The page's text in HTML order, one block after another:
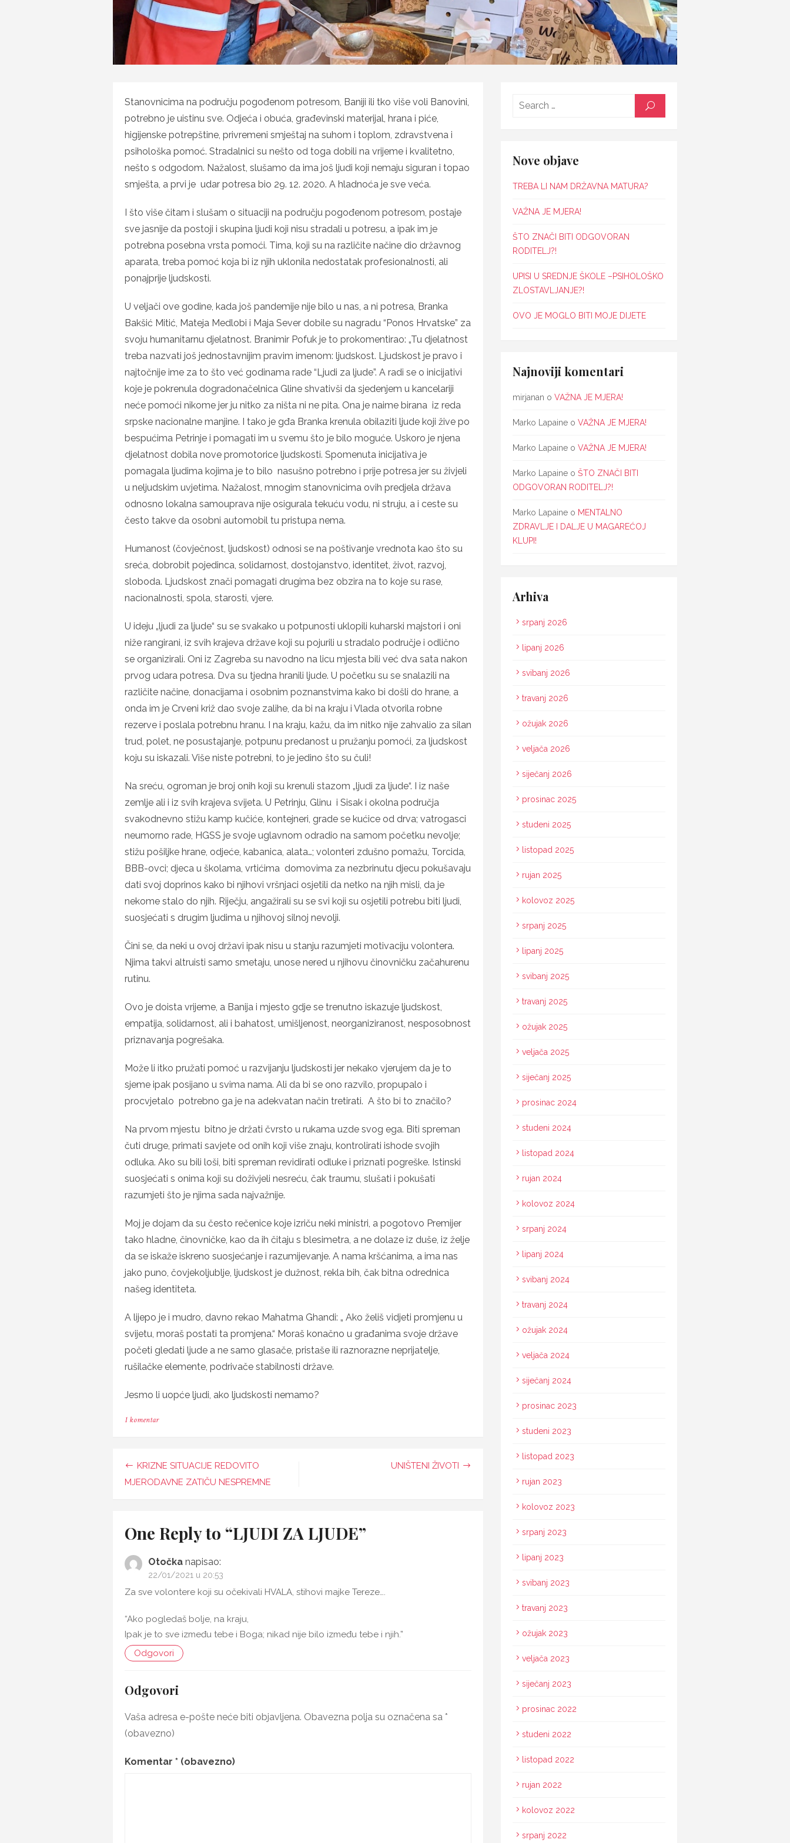
Stanovnicima na području pogođenom potresom, Baniji ili tko više voli Banovini,
potrebno je uistinu sve. Odjeća i obuća, građevinski materijal, hrana i piće,
higijenske potrepštine, privremeni smještaj na suhom i toplom, zdravstvena i
psihološka pomoć. Stradalnici su nešto od toga dobili na vrijeme i kvalitetno,
nešto s odgodom. Nažalost, slušamo da ima još ljudi koji nemaju siguran i topao
smješta, a prvi je udar potresa bio 29. 12. 2020. A hladnoća je sve veća.
I što više čitam i slušam o situaciji na području pogođenom potresom, postaje
sve jasnije da postoji i skupina ljudi koji nisu stradali u potresu, a ipak im je
potrebna posebna vrsta pomoći. Tima, koji su na različite načine dio državnog
aparata, treba pomoć koja bi iz njih uklonila nedostatak profesionalnosti, ali
ponajprije ljudskosti.
U veljači ove godine, kada još pandemije nije bilo u nas, a ni potresa, Branka
Bakšić Mitić, Mateja Medlobi i Maja Sever dobile su nagradu “Ponos Hrvatske” za
svoju humanitarnu djelatnost. Branimir Pofuk je to prokomentirao: „Tu djelatnost
treba nazvati još jednostavnijim pravim imenom: ljudskost. Ljudskost je pravo i
najtočnije ime za to što već godinama rade “Ljudi za ljude”. A radi se o inicijativi
koje je pokrenula dogradonačelnica Gline shvativši da sjedenjem u kancelariji
neće pomoći nikome jer ju nitko za ništa ni ne pita. Ona je naime birana iz reda
srpske nacionalne manjine. I tako je gđa Branka krenula obilaziti ljude koji žive po
bespućima Petrinje i pomagati im u svemu što je bilo moguće. Uskoro je njena
djelatnost dobila nove promotorice ljudskosti. Spomenuta inicijativa je
pomagala ljudima kojima je to bilo nasušno potrebno i prije potresa jer su živjeli
u neljudskim uvjetima. Nažalost, mnogim stanovnicima ovih predjela država
odnosno lokalna samouprava nije osigurala tekuću vodu, ni struju, a i ceste su
često takve da osobni automobil tu pristupa nema.
Humanost (čovječnost, ljudskost) odnosi se na poštivanje vrednota kao što su
sreća, dobrobit pojedinca, solidarnost, dostojanstvo, identitet, život, razvoj,
sloboda. Ljudskost znači pomagati drugima bez obzira na to koje su rase,
nacionalnosti, spola, starosti, vjere.
U ideju „ljudi za ljude“ su se svakako u potpunosti uklopili kuharski majstori i oni
niže rangirani, iz svih krajeva države koji su pojurili u stradalo područje i odlično
se organizirali. Oni iz Zagreba su navodno na licu mjesta bili već dva sata nakon
prvog udara potresa. Dva su tjedna hranili ljude. U početku su se snalazili na
različite načine, donacijama i osobnim poznanstvima kako bi došli do hrane, a
onda im je Crveni križ dao svoje zalihe, da bi na kraju i Vlada otvorila robne
rezerve i poslala potrebnu hranu. I na kraju, kažu, da im nitko nije zahvalio za silan
trud, polet, ne posustajanje, potpunu predanost u pružanju pomoći, za ljudskost
koju su iskazali. Više niste potrebni, to je jedino što su čuli!
Na sreću, ogroman je broj onih koji su krenuli stazom „ljudi za ljude“. I iz naše
zemlje ali i iz svih krajeva svijeta. U Petrinju, Glinu i Sisak i okolna područja
svakodnevno stižu kamp kučiće, kontejneri, grade se kućice od drva; vatrogasci
neumorno rade, HGSS je svoje uglavnom odradio na samom početku nevolje;
stižu pošiljke hrane, odjeće, kabanica, alata…; volonteri zdušno pomažu, Torcida,
BBB-ovci; djeca u školama, vrtićima domovima za nezbrinutu djecu pokušavaju
dati svoj doprinos kako bi njihovi vršnjaci osjetili da netko na njih misli, da je
nekome stalo do njih. Riječju, angažirali su se svi koji su osjetili potrebu biti ljudi,
suosjećati s drugim ljudima u njihovoj silnoj nevolji.
Čini se, da neki u ovoj državi ipak nisu u stanju razumjeti motivaciju volontera.
Njima takvi altruisti samo smetaju, unose nered u njihovu činovničku začahurenu
rutinu.
Ovo je doista vrijeme, a Banija i mjesto gdje se trenutno iskazuje ljudskost,
empatija, solidarnost, ali i bahatost, umišljenost, neorganiziranost, nesposobnost
priznavanja pogrešaka.
Može li itko pružati pomoć u razvijanju ljudskosti jer nekako vjerujem da je to
sjeme ipak posijano u svima nama. Ali da bi se ono razvilo, propupalo i
procvjetalo potrebno ga je na adekvatan način tretirati. A što bi to značilo?
Na prvom mjestu bitno je držati čvrsto u rukama uzde svog ega. Biti spreman
čuti druge, primati savjete od onih koji više znaju, kontrolirati ishode svojih
odluka. Ako su bili loši, biti spreman revidirati odluke i priznati pogreške. Istinski
suosjećati s onima koji su doživjeli nesreću, čak traumu, slušati i pokušati
razumjeti što je njima sada najvažnije.
Moj je dojam da su često rečenice koje izriču neki ministri, a pogotovo Premijer
tako hladne, činovničke, kao da ih čitaju s blesimetra, a ne dolaze iz duše, iz želje
da se iskaže iskreno suosjećanje i razumijevanje. A nama kršćanima, a ima nas
jako puno, čovjekoljublje, ljudskost je dužnost, rekla bih, čak bitna odrednica
našeg identiteta.
A lijepo je i mudro, davno rekao Mahatma Ghandi: „ Ako želiš vidjeti promjenu u
svijetu, moraš postati ta promjena.“ Moraš konačno u građanima svoje države
početi gledati ljude a ne samo glasače, pristaše ili raznorazne neprijatelje,
rušilačke elemente, podrivače stabilnosti države.
Jesmo li uopće ljudi, ako ljudskosti nemamo?
1 komentarna
Navigacija
objava
KRIZNE SITUACIJE REDOVITO
MJERODAVNE ZATIČU NESPREMNE
UNIŠTENI ŽIVOTI
One Reply to “LJUDI ZA LJUDE”
Otočka napisao:
22/01/2021 u 20:53
Za sve volontere koji su očekivali HVALA, stihovi majke Tereze….
“Ako pogledaš bolje, na kraju,
Ipak je to sve između tebe i Boga; nikad nije bilo između tebe i njih.”
Odgovori
Odgovori
Vaša adresa e-pošte neće biti objavljena. Obavezna polja su označena sa *
(obavezno)
Komentar * (obavezno)
SEARCH
Nove objave
TREBA LI NAM DRŽAVNA MATURA?
VAŽNA JE MJERA!
ŠTO ZNAČI BITI ODGOVORAN
RODITELJ?!
UPISI U SREDNJE ŠKOLE –PSIHOLOŠKO
ZLOSTAVLJANJE?!
OVO JE MOGLO BITI MOJE DIJETE
Najnoviji komentari
mirjanan o VAŽNA JE MJERA!
Marko Lapaine o VAŽNA JE MJERA!
Marko Lapaine o VAŽNA JE MJERA!
Marko Lapaine o ŠTO ZNAČI BITI
ODGOVORAN RODITELJ?!
Marko Lapaine o MENTALNO
ZDRAVLJE I DALJE U MAGAREĆOJ
KLUPI!
Arhiva
srpanj 2026
lipanj 2026
svibanj 2026
travanj 2026
ožujak 2026
veljača 2026
siječanj 2026
prosinac 2025
studeni 2025
listopad 2025
rujan 2025
kolovoz 2025
srpanj 2025
lipanj 2025
svibanj 2025
travanj 2025
ožujak 2025
veljača 2025
siječanj 2025
prosinac 2024
studeni 2024
listopad 2024
rujan 2024
kolovoz 2024
srpanj 2024
lipanj 2024
svibanj 2024
travanj 2024
ožujak 2024
veljača 2024
siječanj 2024
prosinac 2023
studeni 2023
listopad 2023
rujan 2023
kolovoz 2023
srpanj 2023
lipanj 2023
svibanj 2023
travanj 2023
ožujak 2023
veljača 2023
siječanj 2023
prosinac 2022
studeni 2022
listopad 2022
rujan 2022
kolovoz 2022
srpanj 2022